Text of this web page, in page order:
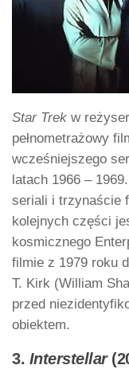
Star Trek w
pełnometrażowy
wcześniejszego
latach 1966 –
seriali i trzynaście
kolejnych części
kosmicznego
filmie z 1979 roku
T. Kirk (William
przed
obiektem.
3. Interstellar